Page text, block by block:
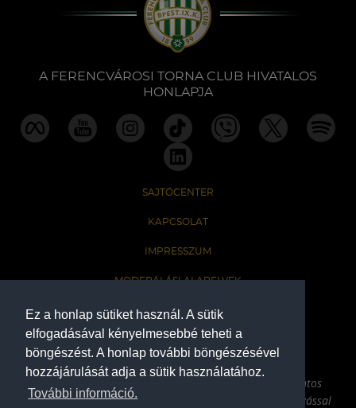
Ez a honlap sütiket használ. A sütik
elfogadásával kényelmesebbé teheti a
böngészést. A honlap további böngészésével
hozzájárulását adja a sütik használatához.
További információ.
A FERENCVÁROSI TORNA CLUB HIVATALOS
HONLAPJA
SAJTÓCENTER
KAPCSOLAT
IMPRESSZUM
MODERÁLÁSI ALAPELVEK
HONLAP ADATKEZELÉSI TÁJÉKOZTATÓ
A Ferencvárosi Torna Club hivatalos honlapja
Az oldalon található írott és képi anyagok csak a forrás pontos
megjelölésével, internetes felhasználás esetén aktív hivatkozással